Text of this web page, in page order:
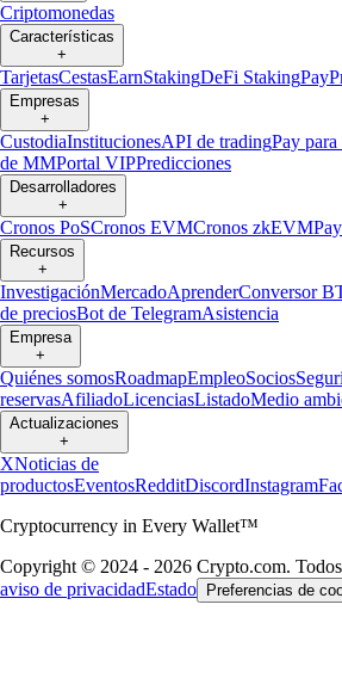
Criptomonedas
Características
+
TarjetasCestasEarnStakingDeFi StakingPay
Empresas
+
CustodiaInstitucionesAPI de tradingPay para
de MMPortal VIPPredicciones
Desarrolladores
+
Cronos PoSCronos EVMCronos zkEVM
Recursos
+
InvestigaciónMercadoAprenderConversor
de preciosBot de TelegramAsistencia
Empresa
+
Quiénes somosRoadmapEmpleoSocios
reservasAfiliadoLicenciasListadoMedio
Actualizaciones
+
XNoticias de
productosEventosRedditDiscordInstagram
Cryptocurrency in Every Wallet™
Copyright © 2024 - 2026 Crypto.com. Todos
aviso de privacidadEstado Preferencias de